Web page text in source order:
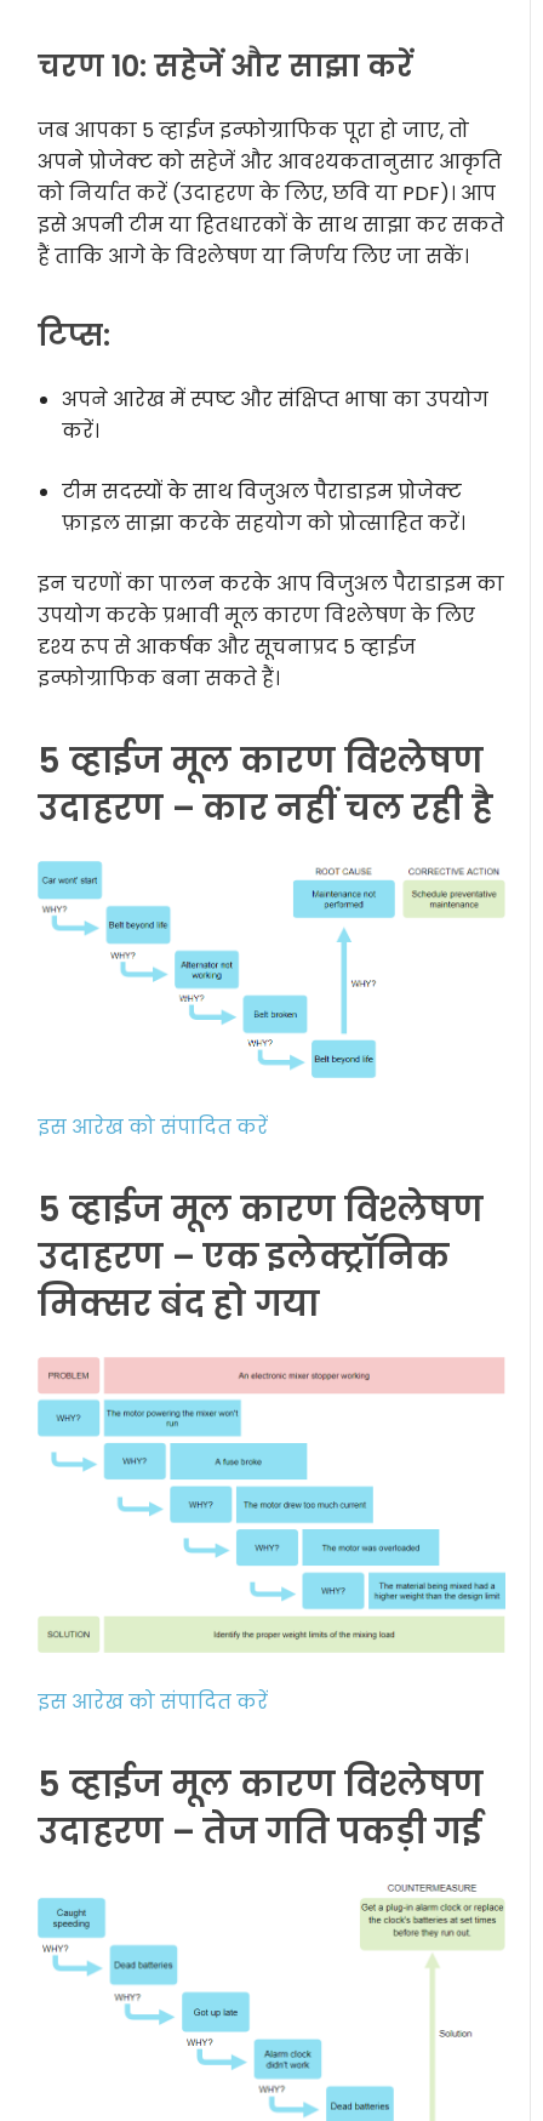
चरण 10: सहेजें और साझा करें
जब आपका 5 व्हाईज इन्फोग्राफिक पूरा हो जाए, तो
अपने प्रोजेक्ट को सहेजें और आवश्यकतानुसार आकृति
को निर्यात करें (उदाहरण के लिए, छवि या PDF)। आप
इसे अपनी टीम या हितधारकों के साथ साझा कर सकते
हैं ताकि आगे के विश्लेषण या निर्णय लिए जा सकें।
टिप्स:
अपने आरेख में स्पष्ट और संक्षिप्त भाषा का उपयोग
करें।
टीम सदस्यों के साथ विजुअल पैराडाइम प्रोजेक्ट
फ़ाइल साझा करके सहयोग को प्रोत्साहित करें।
इन चरणों का पालन करके आप विजुअल पैराडाइम का
उपयोग करके प्रभावी मूल कारण विश्लेषण के लिए
दृश्य रूप से आकर्षक और सूचनाप्रद 5 व्हाईज
इन्फोग्राफिक बना सकते हैं।
5 व्हाईज मूल कारण विश्लेषण
उदाहरण – कार नहीं चल रही है
इस आरेख को संपादित करें
5 व्हाईज मूल कारण विश्लेषण
उदाहरण – एक इलेक्ट्रॉनिक
मिक्सर बंद हो गया
इस आरेख को संपादित करें
5 व्हाईज मूल कारण विश्लेषण
उदाहरण – तेज गति पकड़ी गई